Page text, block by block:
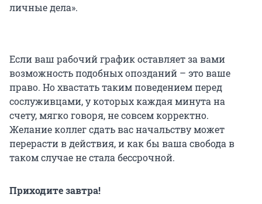
личные дела».
Если ваш рабочий график оставляет за вами
возможность подобных опозданий – это ваше
право. Но хвастать таким поведением перед
сослуживцами, у которых каждая минута на
счету, мягко говоря, не совсем корректно.
Желание коллег сдать вас начальству может
перерасти в действия, и как бы ваша свобода в
таком случае не стала бессрочной.
Приходите завтра!